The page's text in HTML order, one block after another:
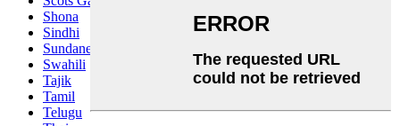
Shona
Sindhi
Sundanese
Swahili
Tajik
Tamil
Telugu